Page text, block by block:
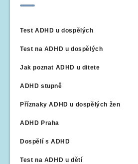
Test ADHD u dospělých
Test na ADHD u dospělých
Jak poznat ADHD u ditete
ADHD stupně
Příznaky ADHD u dospělých žen
ADHD Praha
Dospělí s ADHD
Test na ADHD u dětí